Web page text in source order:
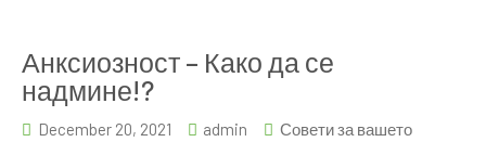
Анксиозност – Како да се
надмине!?
December 20, 2021 admin
Совети за вашето